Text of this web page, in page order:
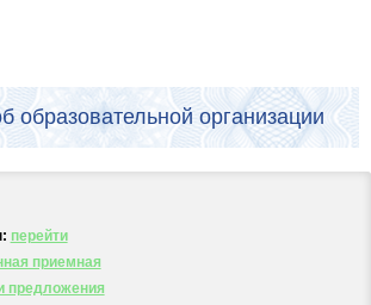
образовательной организации
перейти
приемная
предложения